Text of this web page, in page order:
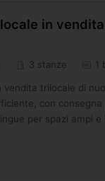
in
3 stanze 1
vendita trilocale di
con
per spazi ampi e